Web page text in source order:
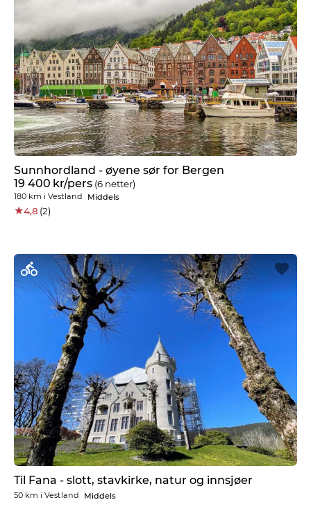
Sunnhordland - øyene sør for Bergen
19 400 kr/pers (6 netter)
180 km i Vestland Middels
★4,8 (2)
Til Fana - slott, stavkirke, natur og innsjøer
50 km i Vestland Middels